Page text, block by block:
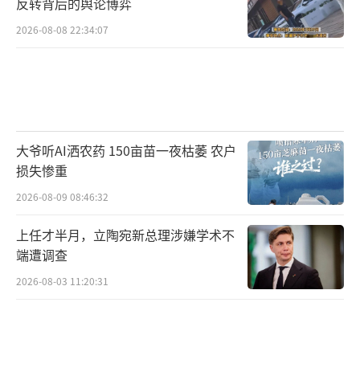
2026-08-08 22:34:07
大爷听AI洒农药 150亩苗一夜枯萎 农户
损失惨重
2026-08-09 08:46:32
上任才半月，立陶宛新总理涉嫌学术不
端遭调查
2026-08-03 11:20:31